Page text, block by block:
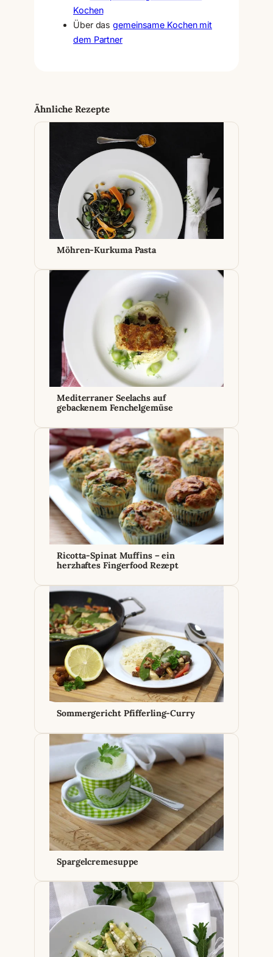
Kochen
Über dasgemeinsame Kochen mit
dem Partner
Ähnliche Rezepte
Möhren-Kurkuma Pasta
Mediterraner Seelachs auf
gebackenem Fenchelgemüse
Ricotta-Spinat Muffins – ein
herzhaftes Fingerfood Rezept
Sommergericht Pfifferling-Curry
Spargelcremesuppe